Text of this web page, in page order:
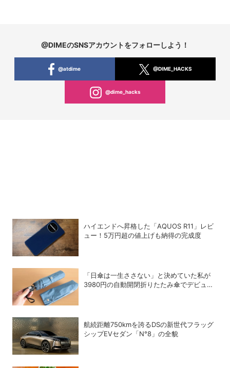
@DIMEのSNSアカウントをフォローしよう！
@atdime @DIME_HACKS
@dime_hacks
ハイエンドへ昇格した「AQUOS R11」レビ
ュー！5万円超の値上げも納得の完成度
「日傘は一生ささない」と決めていた私が
3980円の自動開閉折りたたみ傘でデビュー
航続距離750kmを誇るDSの新世代フラッグ
シップEVセダン「N°8」の全貌